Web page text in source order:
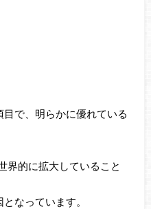
で、明らかに優れている
界的に拡大していること
なっています。